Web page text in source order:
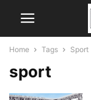
Home Tags Sport
sport